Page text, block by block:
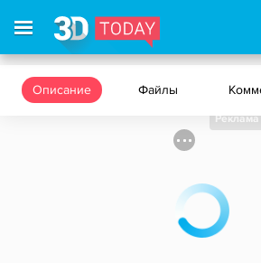
Описание Файлы
Реклама